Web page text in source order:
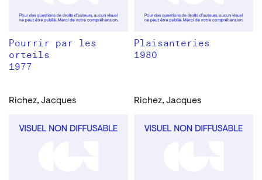
Pourrir par les
orteils
1977
Plaisanteries
1980
Richez, Jacques Richez, Jacques